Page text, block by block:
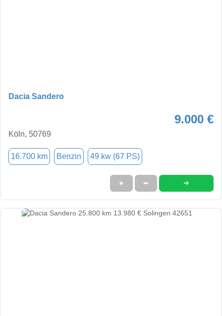
Dacia Sandero
9.000 €
Köln, 50769
16.700 km Benzin 49 kw (67 PS)
★ ➦ ➜